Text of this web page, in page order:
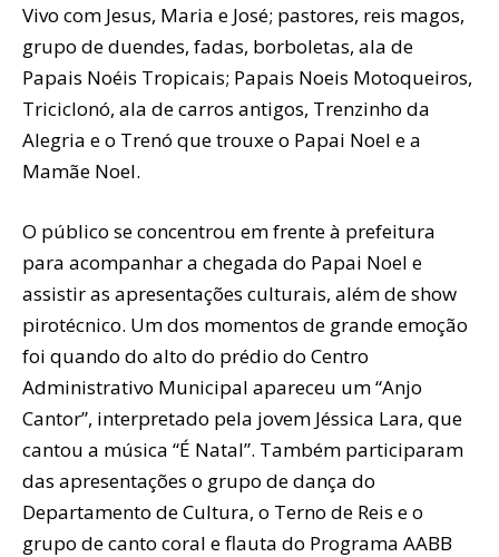
Vivo com Jesus, Maria e José; pastores, reis magos,
grupo de duendes, fadas, borboletas, ala de
Papais Noéis Tropicais; Papais Noeis Motoqueiros,
Triciclonó, ala de carros antigos, Trenzinho da
Alegria e o Trenó que trouxe o Papai Noel e a
Mamãe Noel.
O público se concentrou em frente à prefeitura
para acompanhar a chegada do Papai Noel e
assistir as apresentações culturais, além de show
pirotécnico. Um dos momentos de grande emoção
foi quando do alto do prédio do Centro
Administrativo Municipal apareceu um “Anjo
Cantor”, interpretado pela jovem Jéssica Lara, que
cantou a música “É Natal”. Também participaram
das apresentações o grupo de dança do
Departamento de Cultura, o Terno de Reis e o
grupo de canto coral e flauta do Programa AABB